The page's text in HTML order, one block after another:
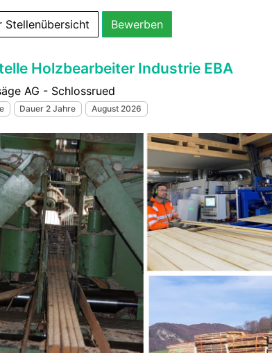
Stellenübersicht Bewerben
Holzbearbeiter Industrie EBA
AG - Schlossrued
Dauer 2 Jahre August 2026